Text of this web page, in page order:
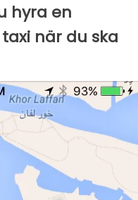
hyra en
när du ska